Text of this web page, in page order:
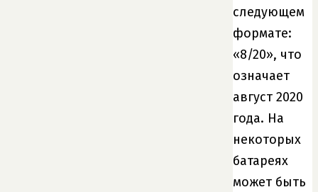
следующем
формате:
«8/20», что
означает
август 2020
года. На
некоторых
батареях
может быть